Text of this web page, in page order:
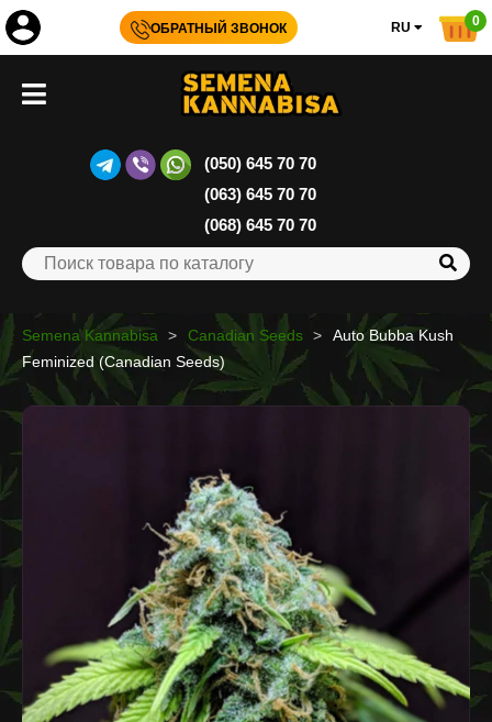
ОБРАТНЫЙ ЗВОНОК RU 0
(050) 645 70 70
(063) 645 70 70
(068) 645 70 70
Semena Kannabisa Canadian Seeds
Auto Bubba Kush
Feminized (Canadian Seeds)